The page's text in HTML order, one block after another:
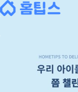
콘
텐
츠